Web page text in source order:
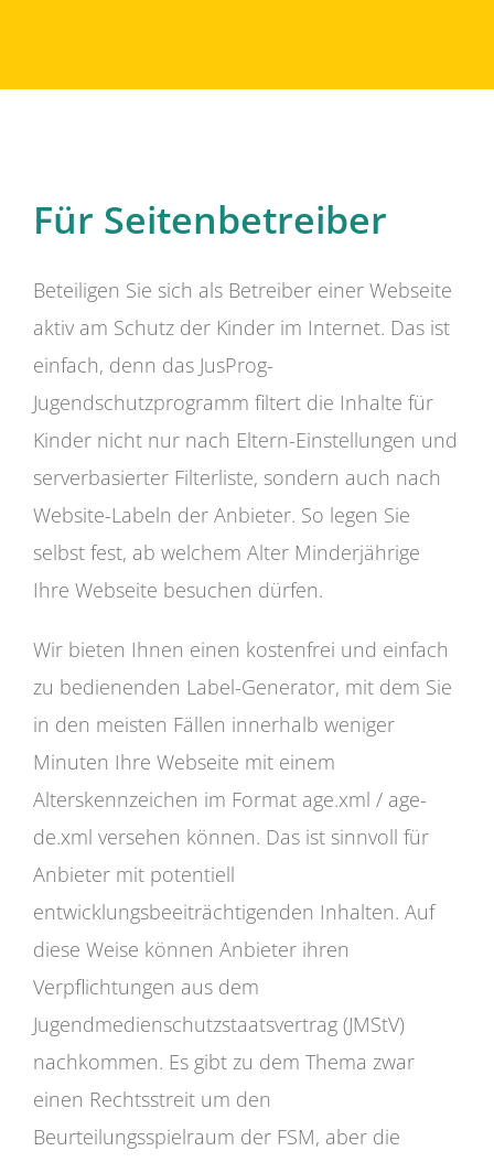
Für Seitenbetreiber
Beteiligen Sie sich als Betreiber einer Webseite
aktiv am Schutz der Kinder im Internet. Das ist
einfach, denn das JusProg-
Jugendschutzprogramm filtert die Inhalte für
Kinder nicht nur nach Eltern-Einstellungen und
serverbasierter Filterliste, sondern auch nach
Website-Labeln der Anbieter. So legen Sie
selbst fest, ab welchem Alter Minderjährige
Ihre Webseite besuchen dürfen.
Wir bieten Ihnen einen kostenfrei und einfach
zu bedienenden Label-Generator, mit dem Sie
in den meisten Fällen innerhalb weniger
Minuten Ihre Webseite mit einem
Alterskennzeichen im Format age.xml / age-
de.xml versehen können. Das ist sinnvoll für
Anbieter mit potentiell
entwicklungsbeeiträchtigenden Inhalten. Auf
diese Weise können Anbieter ihren
Verpflichtungen aus dem
Jugendmedienschutzstaatsvertrag (JMStV)
nachkommen. Es gibt zu dem Thema zwar
einen Rechtsstreit um den
Beurteilungsspielraum der FSM, aber die